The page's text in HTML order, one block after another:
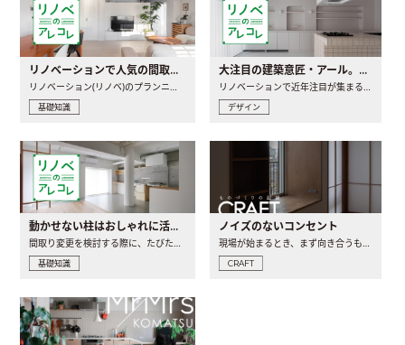
リノベーションで人気の間取りとは？トレンドの間取りと実例を徹底解説
リノベーション(リノベ)のプランニングで一番最初に決めるのは..
基礎知識
大注目の建築意匠・アール。人気の理由と空間に取り入れるポイント
リノベーションで近年注目が集まる建築意匠の一つであるアール..
デザイン
動かせない柱はおしゃれに活用！柱を魅せるリノベーション(リノベ)4選
間取り変更を検討する際に、たびたび皆さんの頭を悩ませる動か..
基礎知識
ノイズのないコンセント
現場が始まるとき、まず向き合うものの一つがコンセントです..
CRAFT